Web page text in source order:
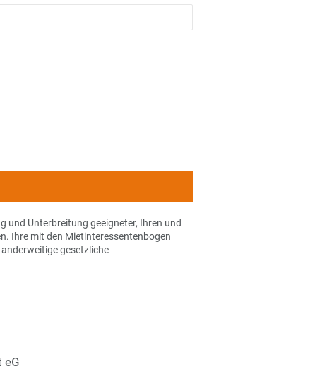
und Unterbreitung geeigneter, Ihren und
Ihre mit den Mietinteressentenbogen
gesetzliche
eG